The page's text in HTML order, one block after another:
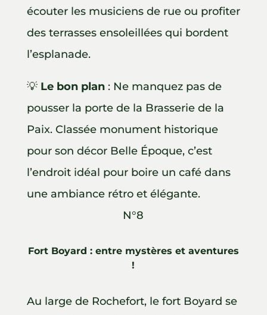
écouter les musiciens de rue ou profiter
des terrasses ensoleillées qui bordent
l’esplanade.
💡 Le bon plan: Ne manquez pas de
pousser la porte de la Brasserie de la
Paix. Classée monument historique
pour son décor Belle Époque, c’est
l’endroit idéal pour boire un café dans
une ambiance rétro et élégante.
N°8
Fort Boyard : entre mystères et aventures
!
Au large de Rochefort, le fort Boyard se